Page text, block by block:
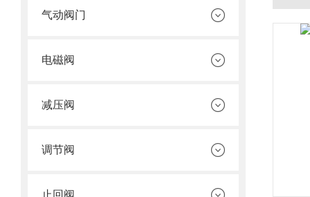
气动阀门
电磁阀
减压阀
调节阀
止回阀